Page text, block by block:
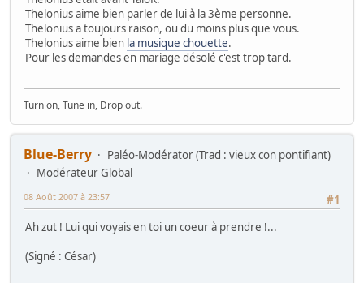
Thelonius aime bien parler de lui à la 3ème personne.
Thelonius a toujours raison, ou du moins plus que vous.
Thelonius aime bien la musique chouette.
Pour les demandes en mariage désolé c'est trop tard.
Turn on, Tune in, Drop out.
Blue-Berry
Paléo-Modérator (Trad : vieux con pontifiant)
Modérateur Global
#1
08 Août 2007 à 23:57
Ah zut ! Lui qui voyais en toi un coeur à prendre !...
(Signé : César)